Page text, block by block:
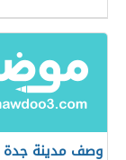
وصف مدينة جدة